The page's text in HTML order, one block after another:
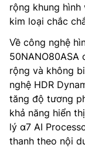
rộng khung
kim loại chắc
Về công nghệ
50NANO80ASA
rộng và không
nghệ HDR
tăng độ tương
khả năng hiển
lý α7 AI
thanh theo nội